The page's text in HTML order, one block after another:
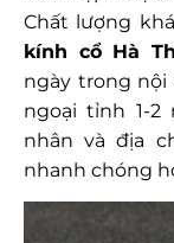
Chất lượng
kính cổ Hà
ngày trong nội
ngoại tỉnh 1-2
nhân và địa
nhanh chóng